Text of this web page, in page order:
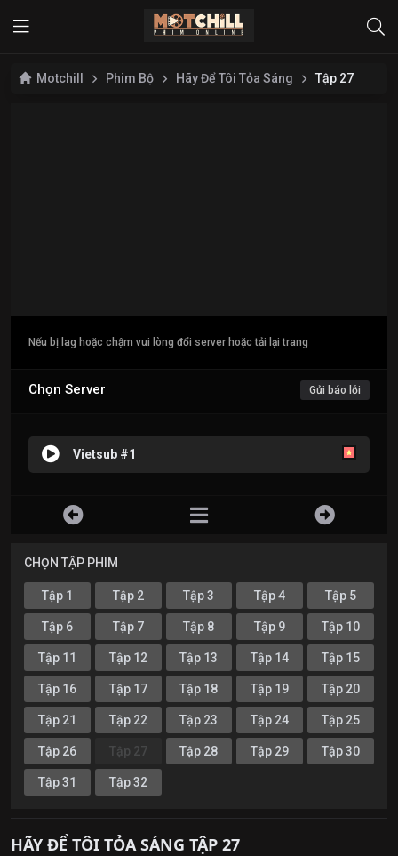
Motchill Phim Bộ Hãy Để Tôi Tỏa Sáng Tập 27
Nếu bị lag hoặc chậm vui lòng đổi server hoặc tải lại trang
Chọn Server Gửi báo lỗi
Vietsub #1
CHỌN TẬP PHIM
Tập 1 Tập 2 Tập 3 Tập 4 Tập 5
Tập 6 Tập 7 Tập 8 Tập 9 Tập 10
Tập 11 Tập 12 Tập 13 Tập 14 Tập 15
Tập 16 Tập 17 Tập 18 Tập 19 Tập 20
Tập 21 Tập 22 Tập 23 Tập 24 Tập 25
Tập 26 Tập 27 Tập 28 Tập 29 Tập 30
Tập 31 Tập 32
HÃY ĐỂ TÔI TỎA SÁNG TẬP 27